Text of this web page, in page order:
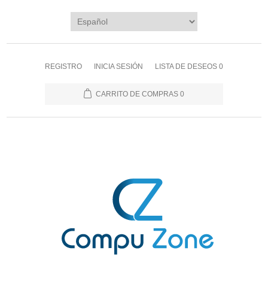
REGISTRO INICIA SESIÓN LISTA DE DESEOS 0
CARRITO DE COMPRAS 0